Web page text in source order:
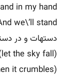
in my hand
we\’ll stand
دستهات و در
the sky fall)
it crumbles)